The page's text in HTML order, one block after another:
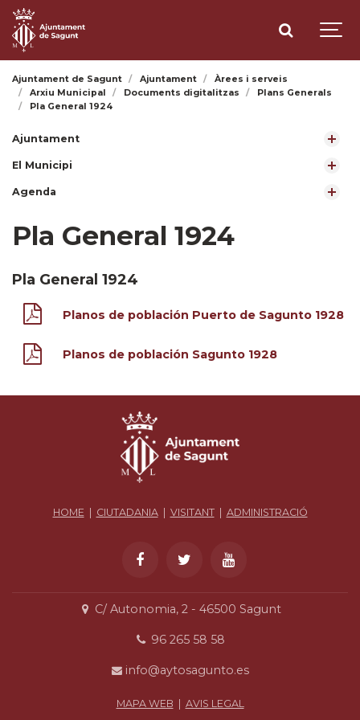
Ajuntament de Sagunt Ajuntament
Àrees i serveis
Arxiu Municipal
Documents digitalitzas
Plans Generals
Pla General 1924
Ajuntament
El Municipi
Agenda
Pla General 1924
Pla General 1924
Planos de población Puerto de Sagunto 1928
Planos de población Sagunto 1928
HOME | CIUTADANIA| VISITANT| ADMINISTRACIÓ
C/ Autonomia, 2 - 46500 Sagunt
96 265 58 58
info@aytosagunto.es
MAPA WEB AVIS LEGAL